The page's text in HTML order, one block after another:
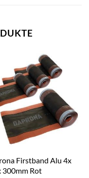
Firstband Alu 4x
300mm Rot